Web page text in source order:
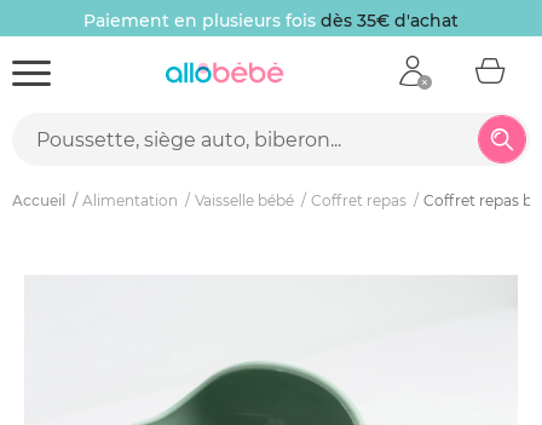
Paiement en plusieurs fois dès 35€ d'achat
Accueil Alimentation Vaisselle bébé Coffret repas Coffret repas